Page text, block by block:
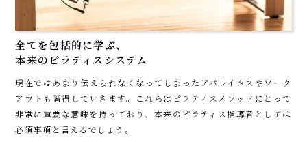
全てを包括的に学ぶ、
本来のピラティスシステム
現在ではあまり伝えられなくなってしまったアパレイタスやワーク
アウトも習得していきます。これらはピラティスメソッドにとって
非常に重要な意味を持っており、本来のピラティス指導者としては
必須事項と言えるでしょう。